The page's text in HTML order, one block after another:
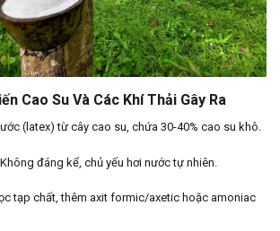
Cao Su Và Các Khí Thải Gây Ra
(latex) từ cây cao su, chứa 30-40% cao su khô.
đáng kể, chủ yếu hơi nước tự nhiên.
tạp chất, thêm axit formic/axetic hoặc amoniac